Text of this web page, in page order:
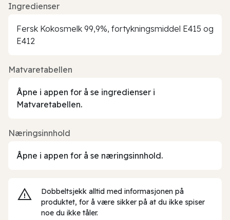
Ingredienser
Fersk Kokosmelk 99,9%, fortykningsmiddel E415 og
E412
Matvaretabellen
Åpne i appen for å se ingredienser i
Matvaretabellen.
Næringsinnhold
Åpne i appen for å se næringsinnhold.
Dobbeltsjekk alltid med informasjonen på
produktet, for å være sikker på at du ikke spiser
noe du ikke tåler.